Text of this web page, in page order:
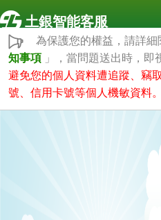
土銀智能客服
為保護您的權益，請詳細
知事項 」，當問題送出時，即
避免您的個人資料遭追蹤、竊
號、信用卡號等個人機敏資料。